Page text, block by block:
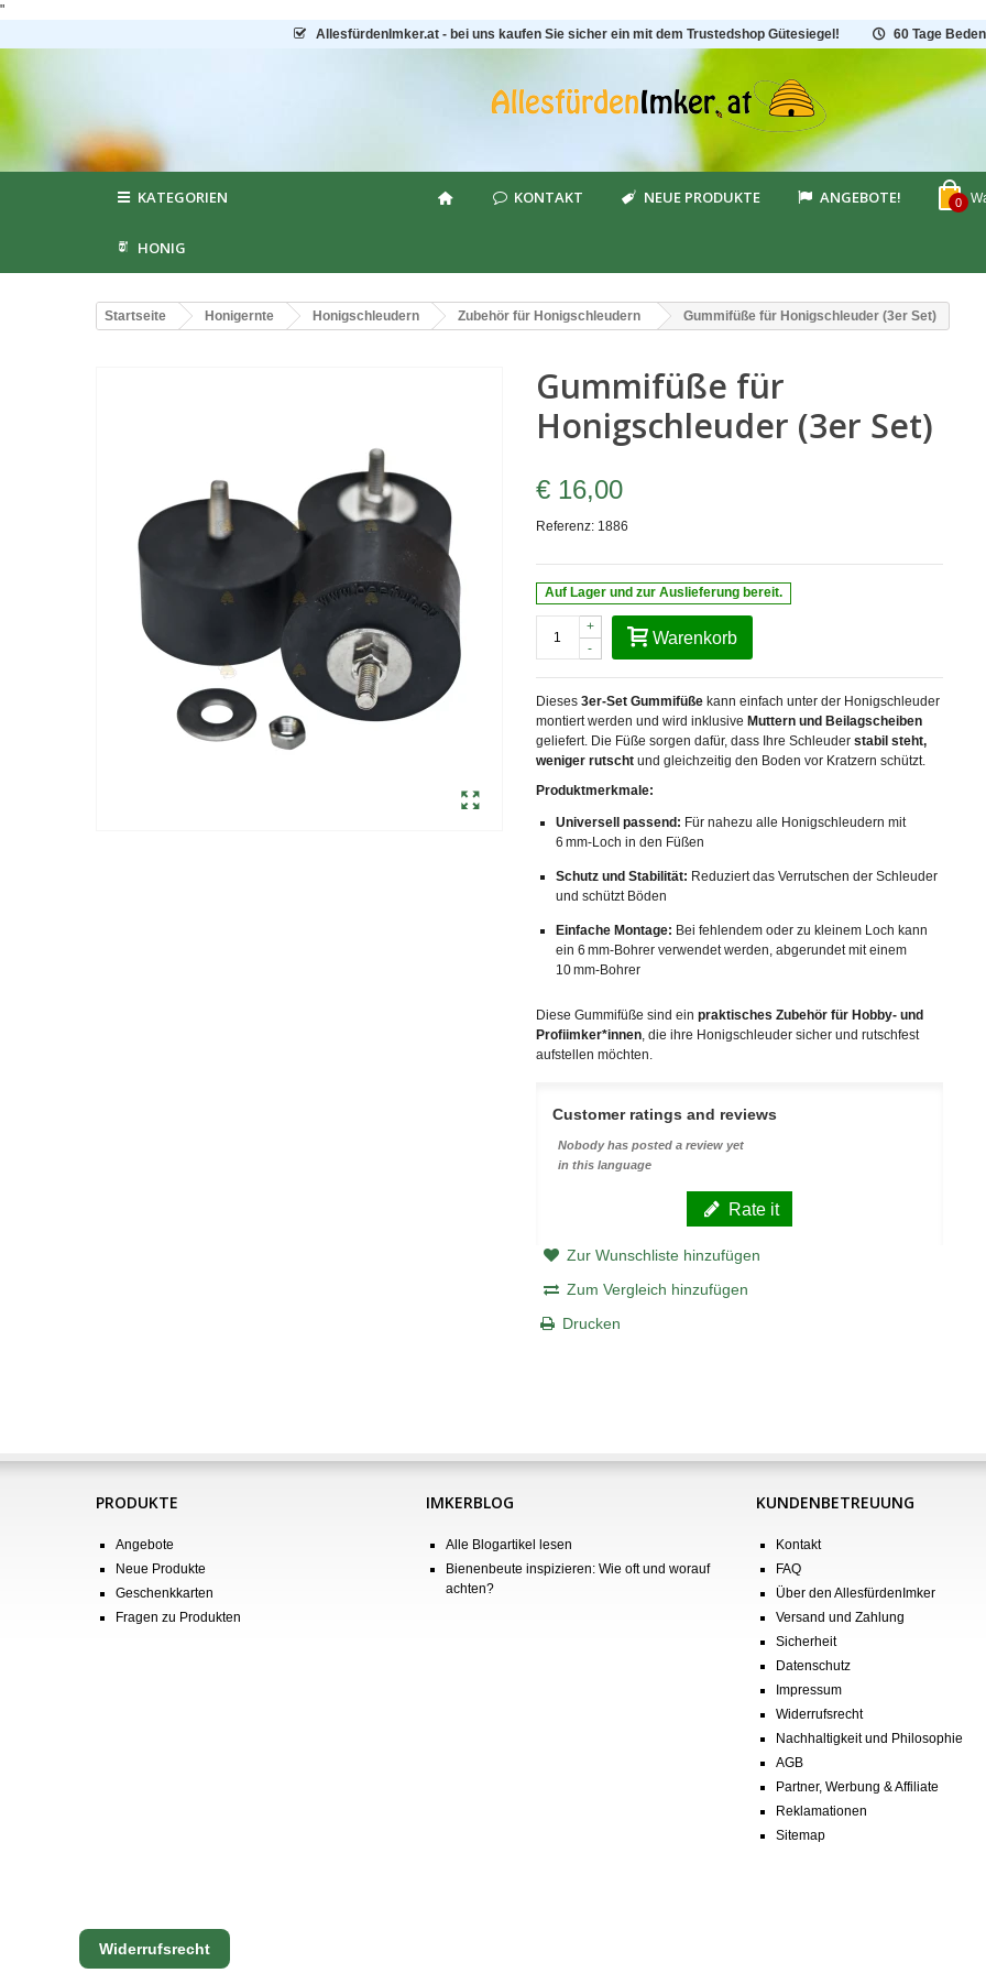
"
AllesfürdenImker.at - bei uns kaufen Sie sicher ein mit dem Trustedshop Gütesiegel!
60 Tage
0
KATEGORIEN KONTAKT NEUE PRODUKTE ANGEBOTE!
HONIG
Startseite Honigernte Honigschleudern Zubehör für Honigschleudern Gummifüße für Honigschleuder (3er Set)
Gummifüße für
Honigschleuder (3er Set)
€ 16,00
Referenz: 1886
Auf Lager und zur Auslieferung bereit.
-
+
Warenkorb
Dieses 3er-Set Gummifüßekann einfach unter der Honigschleuder
montiert werden und wird inklusive Muttern und Beilagscheiben
geliefert. Die Füße sorgen dafür, dass Ihre Schleuder stabil steht,
weniger rutschtund gleichzeitig den Boden vor Kratzern schützt.
Produktmerkmale:
Universell passend: Für nahezu alle Honigschleudern mit
6 mm-Loch in den Füßen
Schutz und Stabilität: Reduziert das Verrutschen der Schleuder
und schützt Böden
Einfache Montage: Bei fehlendem oder zu kleinem Loch kann
ein 6 mm-Bohrer verwendet werden, abgerundet mit einem
10 mm-Bohrer
Diese Gummifüße sind ein praktisches Zubehör für Hobby- und
Profiimker*innen, die ihre Honigschleuder sicher und rutschfest
aufstellen möchten.
Customer ratings and reviews
Nobody has posted a review yet
in this language
Rate it
Zur Wunschliste hinzufügen
Zum Vergleich hinzufügen
Drucken
PRODUKTE
Angebote
Neue Produkte
Geschenkkarten
Fragen zu Produkten
IMKERBLOG
Alle Blogartikel lesen
Bienenbeute inspizieren: Wie oft und worauf
achten?
KUNDENBETREUUNG
Kontakt
FAQ
Über den AllesfürdenImker
Versand und Zahlung
Sicherheit
Datenschutz
Impressum
Widerrufsrecht
Nachhaltigkeit und Philosophie
AGB
Partner, Werbung & Affiliate
Reklamationen
Sitemap
Widerrufsrecht